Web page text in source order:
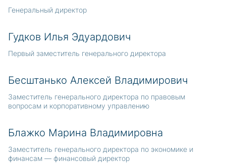
Генеральный директор
Гудков Илья Эдуардович
Первый заместитель генерального директора
Бесштанько Алексей Владимирович
Заместитель генерального директора по правовым
вопросам и корпоративному управлению
Блажко Марина Владимировна
Заместитель генерального директора по экономике и
финансам — финансовый директор